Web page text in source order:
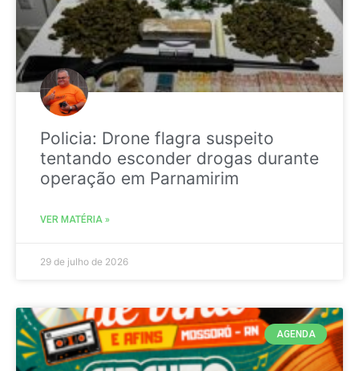
Policia: Drone flagra suspeito
tentando esconder drogas durante
operação em Parnamirim
VER MATÉRIA »
29 de julho de 2026
AGENDA